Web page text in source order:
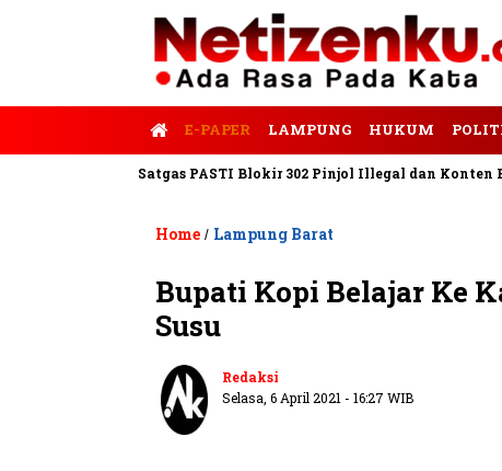
E-PAPER LAMPUNG HUKUM
Satgas PASTI Blokir 302 Pinjol Illegal dan Konten
Home / Lampung Barat
Bupati Kopi Belajar Ke
Susu
Redaksi
Selasa, 6 April 2021 - 16:27 WIB